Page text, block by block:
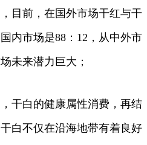
目前，在国外市场干红与干
内市场是88：12，从中外市
未来潜力巨大；
干白的健康属性消费，再结
白不仅在沿海地带有着良好